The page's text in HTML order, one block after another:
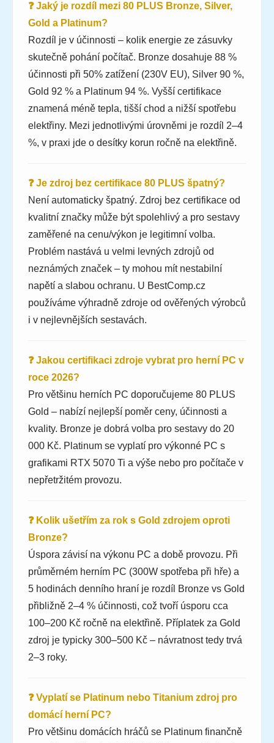
❓ Jaký je rozdíl mezi 80 PLUS Bronze, Silver,
Gold a Platinum?
Rozdíl je v účinnosti – kolik energie ze zásuvky
skutečně pohání počítač. Bronze dosahuje 88 %
účinnosti při 50% zatížení (230V EU), Silver 90 %,
Gold 92 % a Platinum 94 %. Vyšší certifikace
znamená méně tepla, tišší chod a nižší spotřebu
elektřiny. Mezi jednotlivými úrovněmi je rozdíl 2–4
%, v praxi jde o desítky korun ročně na elektřině.
❓ Je zdroj bez certifikace 80 PLUS špatný?
Není automaticky špatný. Zdroj bez certifikace od
kvalitní značky může být spolehlivý a pro sestavy
zaměřené na cenu/výkon je legitimní volba.
Problém nastává u velmi levných zdrojů od
neznámých značek – ty mohou mít nestabilní
napětí a slabou ochranu. U BestComp.cz
používáme výhradně zdroje od ověřených výrobců
i v nejlevnějších sestavách.
❓ Jakou certifikaci zdroje vybrat pro herní PC v
roce 2026?
Pro většinu herních PC doporučujeme 80 PLUS
Gold – nabízí nejlepší poměr ceny, účinnosti a
kvality. Bronze je dobrá volba pro sestavy do 20
000 Kč. Platinum se vyplatí pro výkonné PC s
grafikami RTX 5070 Ti a výše nebo pro počítače v
nepřetržitém provozu.
❓ Kolik ušetřím za rok s Gold zdrojem oproti
Bronze?
Úspora závisí na výkonu PC a době provozu. Při
průměrném herním PC (300W spotřeba při hře) a
5 hodinách denního hraní je rozdíl Bronze vs Gold
přibližně 2–4 % účinnosti, což tvoří úsporu cca
100–200 Kč ročně na elektřině. Příplatek za Gold
zdroj je typicky 300–500 Kč – návratnost tedy trvá
2–3 roky.
❓ Vyplatí se Platinum nebo Titanium zdroj pro
domácí herní PC?
Pro většinu domácích hráčů se Platinum finančně